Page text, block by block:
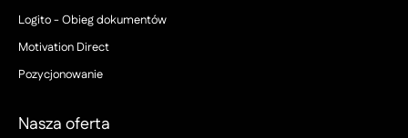
Logito - Obieg dokumentów
Motivation Direct
Pozycjonowanie
Nasza oferta